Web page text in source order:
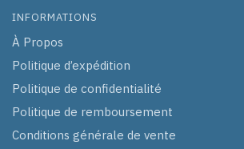
INFORMATIONS
À Propos
Politique d’expédition
Politique de confidentialité
Politique de remboursement
Conditions générale de vente